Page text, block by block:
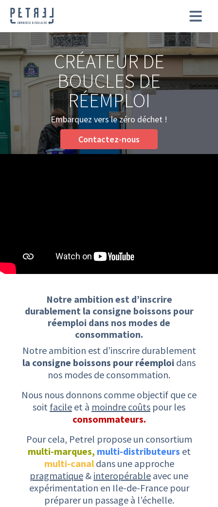
CRÉATEUR DE
BOUCLES DE
RÉEMPLOI
Embarquez vers le zéro déchet !
Contactez-nous
Notre ambition est d’inscrire
durablement ​la consigne boissons pour
réemploi ​dans nos modes de
consommation.​
Notre ambition est d’inscrire durablement
la consigne boissons pour réemploi dans
nos modes de consommation.
Nous nous donnons comme objectif que ce
soit facile et à moindre coûts pour les
consommateurs.
Pour cela, Petrel propose un consortium
multi-marques, multi-distributeurs et
multi-canaldans une approche
pragmatique & interopérable avec une
expérimentation en Ile-de-France pour
préparer un passage à l’échelle.